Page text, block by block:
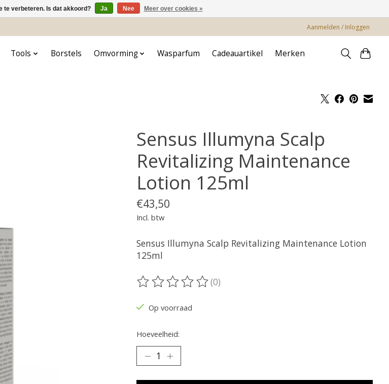
Aanmelden / Inloggen
Tools Borstels Omvorming Wasparfum Cadeauartikel Merken
Sensus Illumyna Scalp
Revitalizing Maintenance
Lotion 125ml
€43,50
Incl. btw
Sensus Illumyna Scalp Revitalizing Maintenance Lotion
125ml
De beoordeling van dit product is
(0)
Op voorraad
Hoeveelheid:
te verbeteren. Is dat akkoord? Ja Nee Meer over cookies »